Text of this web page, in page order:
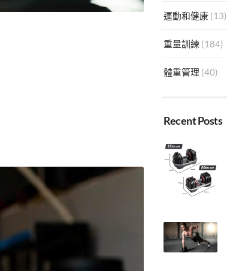
運動和健康(13)
重量訓練 (184)
體重管理 (40)
Recent Posts